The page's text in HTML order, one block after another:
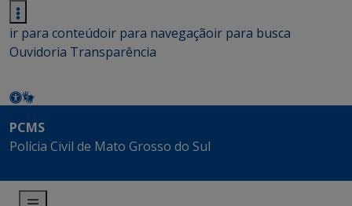
ir para conteúdoir para navegaçãoir para busca
Ouvidoria Transparência
PCMS
Polícia Civil de Mato Grosso do Sul